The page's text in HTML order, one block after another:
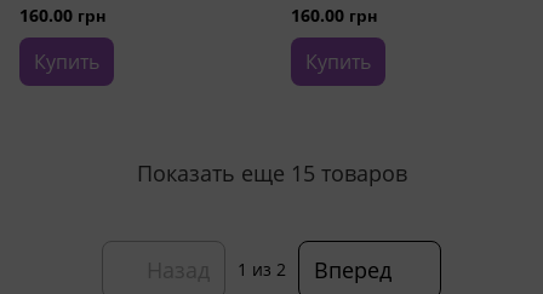
160.00 грн
Купить
160.00 грн
Купить
Показать еще 15 товаров
1 из 2 Вперед